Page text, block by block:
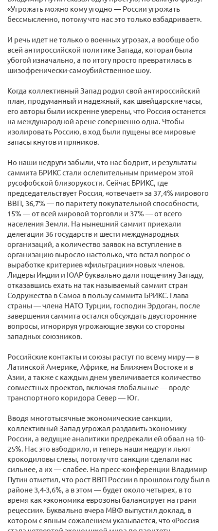
«Угрожать можно кому угодно — России угрожать
бессмысленно, потому что нас это только взбадривает».
И речь идет не только о военных угрозах, а вообще обо
всей антироссийской политике Запада, которая была
убогой изначально, а по итогу просто превратилась в
шизофренически-самоубийственное шоу.
Когда коллективный Запад родил свой антироссийский
план, продуманный и надежный, как швейцарские часы,
его авторы были искренне уверены, что Россия останется
на международной арене совершенно одна. Чтобы
изолировать Россию, в ход были пущены все мировые
запасы кнутов и пряников.
Но наши недруги забыли, что нас бодрит, и результаты
саммита БРИКС стали ослепительным примером этой
русофобской близорукости. Сейчас БРИКС, где
председательствует Россия, «отвечает» за 37,4% мирового
ВВП, 36,7% — по паритету покупательной способности,
15% — от всей мировой торговли и 37% — от всего
населения Земли. На нынешний саммит приехали
делегации 36 государств и шести международных
организаций, а количество заявок на вступление в
организацию выросло настолько, что встал вопрос о
выработке критериев «фильтрации» новых членов.
Лидеры Индии и ЮАР буквально дали пощечину Западу,
отказавшись ехать на так называемый саммит стран
Содружества в Самоа в пользу саммита БРИКС. Глава
страны — члена НАТО Турции, господин Эрдоган, после
завершения саммита остался обсуждать двусторонние
вопросы, игнорируя угрожающие звуки со стороны
западных союзников.
Российские контакты и союзы растут по всему миру — в
Латинской Америке, Африке, на Ближнем Востоке и в
Азии, а также с каждым днем увеличивается количество
совместных проектов, включая глобальные — вроде
транспортного коридора Север — Юг.
Вводя многотысячные экономические санкции,
коллективный Запад угрожал раздавить экономику
России, а ведущие аналитики предрекали ей обвал на 10-
25%. Нас это взбодрило, и теперь наши недруги льют
крокодиловы слезы, потому что санкции сделали нас
сильнее, а их — слабее. На пресс-конференции Владимир
Путин отметил, что рост ВВП России в прошлом году был в
районе 3,4-3,6%, а в этом — будет около четырех, в то
время как «экономика еврозоны балансирует на грани
рецессии». Буквально вчера МВФ выпустил доклад, в
котором с явным сожалением указывается, что «Россия